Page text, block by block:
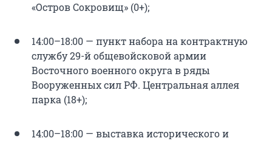
«Остров Сокровищ» (0+);
14:00–18:00 — пункт набора на контрактную
службу 29-й общевойсковой армии
Восточного военного округа в ряды
Вооруженных сил РФ. Центральная аллея
парка (18+);
14:00–18:00 — выставка исторического и